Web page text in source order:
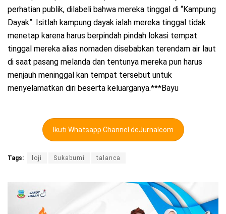
perhatian publik, dilabeli bahwa mereka tinggal di “Kampung
Dayak”. Isitlah kampung dayak ialah mereka tinggal tidak
menetap karena harus berpindah pindah lokasi tempat
tinggal mereka alias nomaden disebabkan terendam air laut
di saat pasang melanda dan tentunya mereka pun harus
menjauh meninggal kan tempat tersebut untuk
menyelamatkan diri beserta keluarganya.***Bayu
Ikuti Whatsapp Channel deJurnalcom
Tags: loji Sukabumi talanca